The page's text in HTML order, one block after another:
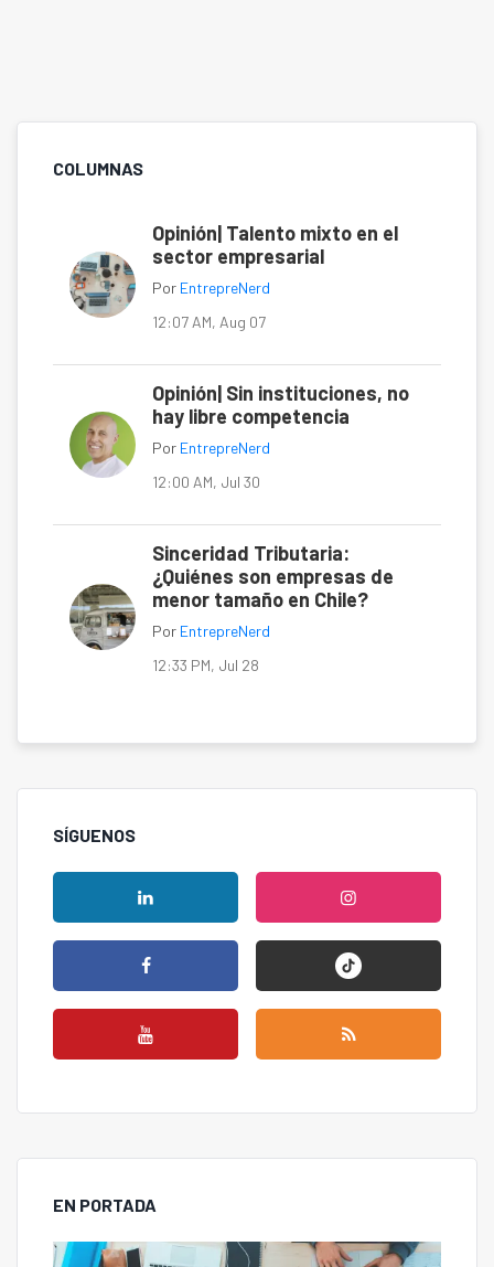
COLUMNAS
Opinión| Talento mixto en el
sector empresarial
Por EntrepreNerd
12:07 AM, Aug 07
Opinión| Sin instituciones, no
hay libre competencia
Por EntrepreNerd
12:00 AM, Jul 30
Sinceridad Tributaria:
¿Quiénes son empresas de
menor tamaño en Chile?
Por EntrepreNerd
12:33 PM, Jul 28
SÍGUENOS
EN PORTADA